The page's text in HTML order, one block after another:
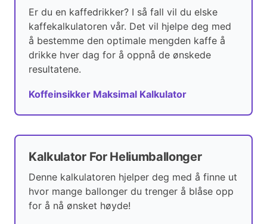
Er du en kaffedrikker? I så fall vil du elske
kaffekalkulatoren vår. Det vil hjelpe deg med
å bestemme den optimale mengden kaffe å
drikke hver dag for å oppnå de ønskede
resultatene.
Koffeinsikker Maksimal Kalkulator
Kalkulator For Heliumballonger
Denne kalkulatoren hjelper deg med å finne ut
hvor mange ballonger du trenger å blåse opp
for å nå ønsket høyde!